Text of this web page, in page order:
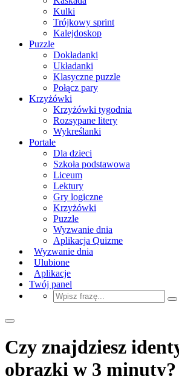
Kulki
Trójkowy sprint
Kalejdoskop
Puzzle
Dokładanki
Układanki
Klasyczne puzzle
Połącz pary
Krzyżówki
Krzyżówki tygodnia
Rozsypane litery
Wykreślanki
Portale
Dla dzieci
Szkoła podstawowa
Liceum
Lektury
Gry logiczne
Krzyżówki
Puzzle
Wyzwanie dnia
Aplikacja Quizme
Wyzwanie dnia
Ulubione
Aplikacje
Twój panel
Czy znajdziesz
obrazki w 3 minuty?